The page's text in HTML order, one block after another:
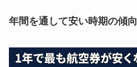
年間を通して安い時期の傾向